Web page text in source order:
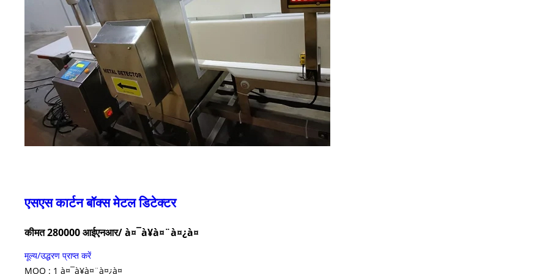
एसएस कार्टन बॉक्स मेटल डिटेक्टर
कीमत 280000 आईएनआर/ à¤¯à¥à¤¨à¤¿à¤
मूल्य/उद्धरण प्राप्त करें
MOQ : 1 à¤¯à¥à¤¨à¤¿à¤